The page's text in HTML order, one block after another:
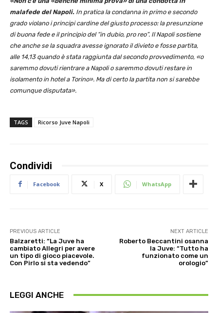
malafede del Napoli. In pratica la condanna in primo e secondo
grado violano i principi cardine del giusto processo: la presunzione
di buona fede e il principio del “in dubio, pro reo”. Il Napoli sostiene
che anche se la squadra avesse ignorato il divieto e fosse partita,
alle 14,13 quando è stata raggiunta dal secondo provvedimento, «o
saremmo dovuti rientrare a Napoli o saremmo dovuti restare in
isolamento in hotel a Torino». Ma di certo la partita non si sarebbe
comunque disputata».
TAGS Ricorso Juve Napoli
Condividi
Facebook X WhatsApp
PREVIOUS ARTICLE
Balzaretti: “La Juve ha
cambiato Allegri per avere
un tipo di gioco piacevole.
Con Pirlo si sta vedendo”
NEXT ARTICLE
Roberto Beccantini osanna
la Juve: “Tutto ha
funzionato come un
orologio”
LEGGI ANCHE